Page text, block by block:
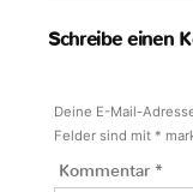
Schreibe einen
Deine E-Mail-
Felder sind mit *
Kommentar *